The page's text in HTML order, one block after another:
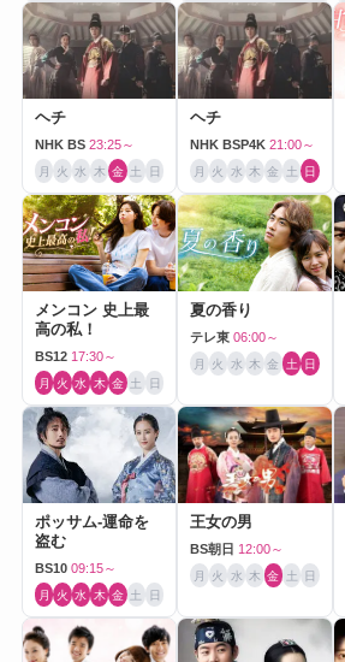
ヘチ
NHK BS 23:25～
月 火 水 木 金 土 日
ヘチ
NHK BSP4K 21:00～
月 火 水 木 金 土 日
メンコン 史上最
高の私！
BS12 17:30～
月 火 水 木 金 土 日
夏の香り
テレ東 06:00～
月 火 水 木 金 土 日
ポッサム-運命を
盗む
BS10 09:15～
月 火 水 木 金 土 日
王女の男
BS朝日 12:00～
月 火 水 木 金 土 日